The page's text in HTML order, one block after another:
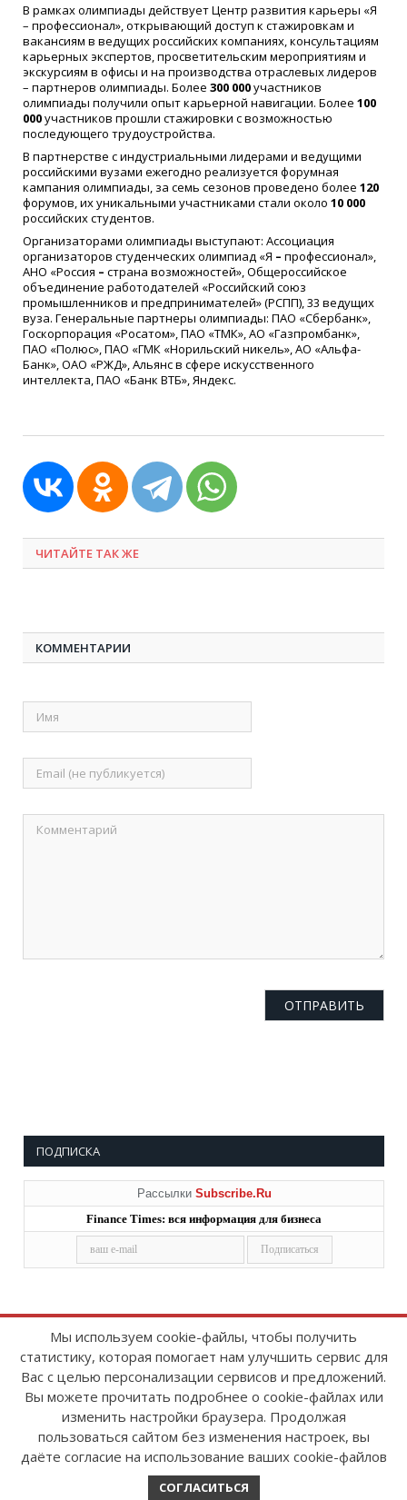
В рамках олимпиады действует Центр развития карьеры «Я
– профессионал», открывающий доступ к стажировкам и
вакансиям в ведущих российских компаниях, консультациям
карьерных экспертов, просветительским мероприятиям и
экскурсиям в офисы и на производства отраслевых лидеров
– партнеров олимпиады. Более 300 000участников
олимпиады получили опыт карьерной навигации. Более 100
000участников прошли стажировки с возможностью
последующего трудоустройства.
В партнерстве с индустриальными лидерами и ведущими
российскими вузами ежегодно реализуется форумная
кампания олимпиады, за семь сезонов проведено более 120
форумов, их уникальными участниками стали около 10 000
российских студентов.
Организаторами олимпиады выступают: Ассоциация
организаторов студенческих олимпиад «Я – профессионал»,
АНО «Россия – страна возможностей», Общероссийское
объединение работодателей «Российский союз
промышленников и предпринимателей» (РСПП), 33 ведущих
вуза. Генеральные партнеры олимпиады: ПАО «Сбербанк»,
Госкорпорация «Росатом», ПАО «ТМК», АО «Газпромбанк»,
ПАО «Полюс», ПАО «ГМК «Норильский никель», АО «Альфа-
Банк», ОАО «РЖД», Альянс в сфере искусственного
интеллекта, ПАО «Банк ВТБ», Яндекс.
ЧИТАЙТЕ ТАК ЖЕ
КОММЕНТАРИИ
ПОДПИСКА
Рассылки Subscribe.Ru
Finance Times: вся информация для бизнеса
Copyright © 2008-2026FinanceTimes
Зарегистрировано в Роскомнадзоре
Свидетельство о регистрации СМИ:
серия Эл № ФС77-86300 от 10 ноября 2023 г
Мы используем cookie-файлы, чтобы получить
статистику, которая помогает нам улучшить сервис для
Вас с целью персонализации сервисов и предложений.
Вы можете прочитать подробнее о cookie-файлах или
изменить настройки браузера. Продолжая
пользоваться сайтом без изменения настроек, вы
даёте согласие на использование ваших cookie-файлов
СОГЛАСИТЬСЯ